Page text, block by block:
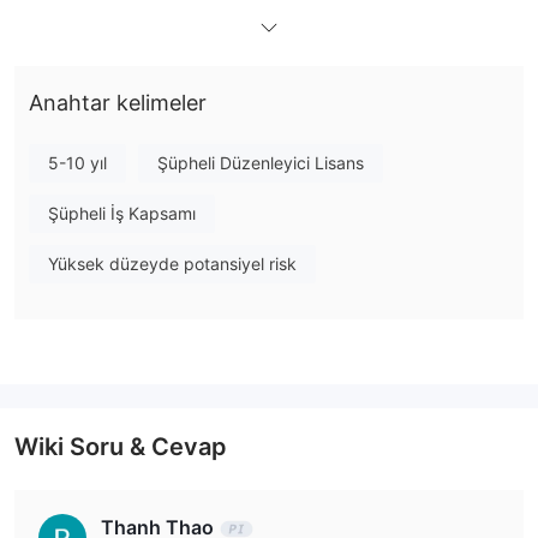
Artıları ve Eksileri
343/17) sahiptir ve düzenleyici iş değişikliklerini onaylamış,
birlikte Whois'te alan kayıt bilgisi bulunamadı.
Anahtar kelimeler
5-10 yıl Şüpheli Düzenleyici Lisans
Şüpheli İş Kapsamı
Yüksek düzeyde potansiyel risk
Wiki Soru & Cevap
Thanh Thao